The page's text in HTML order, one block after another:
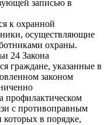
записью в
к охранной
осуществляющие
охраны.
24 Закона
граждане, указанные в
законом
профилактическом
с противоправным
в порядке,